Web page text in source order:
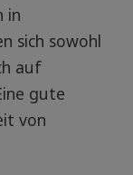
in
sich sowohl
auf
gute
von